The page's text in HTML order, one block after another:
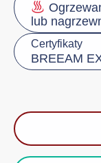
lub
Certyfikaty
BREEAM